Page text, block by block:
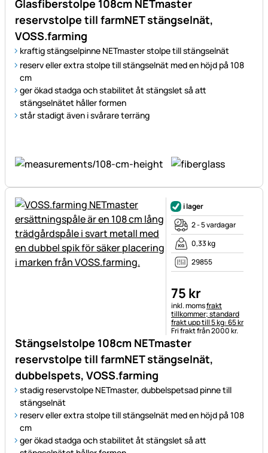
Glasfiberstolpe 108cm NETmaster
reservstolpe till farmNET stängselnät,
VOSS.farming
kraftig stängselpinne NETmaster stolpe till stängselnät
reserv eller extra stolpe till stängselnät med en höjd på 108
cm
ger ökad stadga och stabilitet åt stängslet så att
stängselnätet håller formen
står stadigt även i svårare terräng
Stängselstolpe 108cm NETmaster
reservstolpe till farmNET stängselnät,
dubbelspets, VOSS.farming
stadig reservstolpe NETmaster, dubbelspetsad pinne till
stängselnät
reserv eller extra stolpe till stängselnät med en höjd på 108
cm
ger ökad stadga och stabilitet åt stängslet så att
i lager
2 - 5 vardagar
0,33 kg
29855
75 kr
Skatteinformation:
inkl. momsfrakt
tillkommer; standard
frakt upp till 5 kg: 65 kr
Fri frakt från 2000 kr.